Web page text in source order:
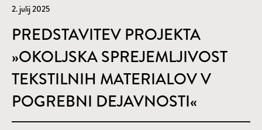
2. julij 2025
PREDSTAVITEV PROJEKTA
»OKOLJSKA SPREJEMLJIVOST
TEKSTILNIH MATERIALOV V
POGREBNI DEJAVNOSTI«